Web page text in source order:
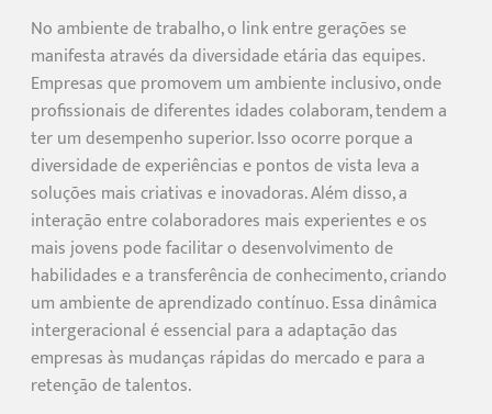
No ambiente de trabalho, o link entre gerações se
manifesta através da diversidade etária das equipes.
Empresas que promovem um ambiente inclusivo, onde
profissionais de diferentes idades colaboram, tendem a
ter um desempenho superior. Isso ocorre porque a
diversidade de experiências e pontos de vista leva a
soluções mais criativas e inovadoras. Além disso, a
interação entre colaboradores mais experientes e os
mais jovens pode facilitar o desenvolvimento de
habilidades e a transferência de conhecimento, criando
um ambiente de aprendizado contínuo. Essa dinâmica
intergeracional é essencial para a adaptação das
empresas às mudanças rápidas do mercado e para a
retenção de talentos.